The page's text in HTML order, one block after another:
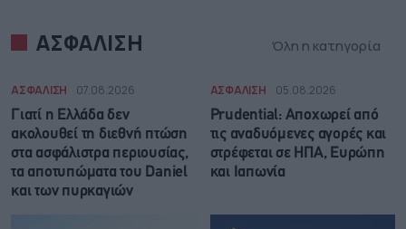
ΑΣΦΑΛΙΣΗ Όλη η κατηγορία
ΑΣΦΑΛΙΣΗ 07.08.2026
Γιατί η Ελλάδα δεν
ακολουθεί τη διεθνή πτώση
στα ασφάλιστρα περιουσίας,
τα αποτυπώματα του Daniel
και των πυρκαγιών
ΑΣΦΑΛΙΣΗ 05.08.2026
Prudential: Aποχωρεί από
τις αναδυόμενες αγορές και
στρέφεται σε ΗΠΑ, Ευρώπη
και Ιαπωνία